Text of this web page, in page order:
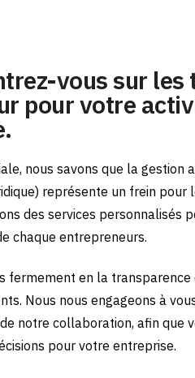
vous sur les
pour votre
nous savons que la gestion
représente un frein pour
des services personnalisés
chaque entrepreneurs.
fermement en la
Nous nous engageons à
notre collaboration, afin que
pour votre entreprise.